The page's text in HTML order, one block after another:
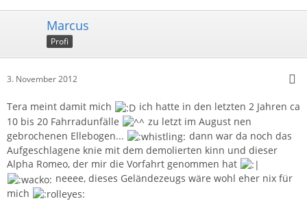
Marcus
Profi
3. November 2012
Tera meint damit mich
ich hatte in den letzten 2 Jahren ca
10 bis 20 Fahrradunfälle
zu letzt im August nen
gebrochenen Ellebogen...
dann war da noch das
Aufgeschlagene knie mit dem demolierten kinn und dieser
Alpha Romeo, der mir die Vorfahrt genommen hat
neeee, dieses Geländezeugs wäre wohl eher nix für
mich